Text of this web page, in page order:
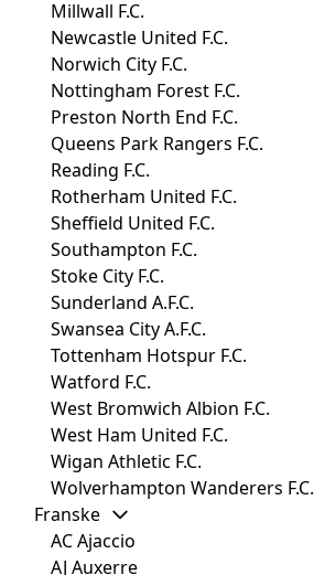
Millwall F.C.
Newcastle United F.C.
Norwich City F.C.
Nottingham Forest F.C.
Preston North End F.C.
Queens Park Rangers F.C.
Reading F.C.
Rotherham United F.C.
Sheffield United F.C.
Southampton F.C.
Stoke City F.C.
Sunderland A.F.C.
Swansea City A.F.C.
Tottenham Hotspur F.C.
Watford F.C.
West Bromwich Albion F.C.
West Ham United F.C.
Wigan Athletic F.C.
Wolverhampton Wanderers F.C.
Franske
AC Ajaccio
AJ Auxerre